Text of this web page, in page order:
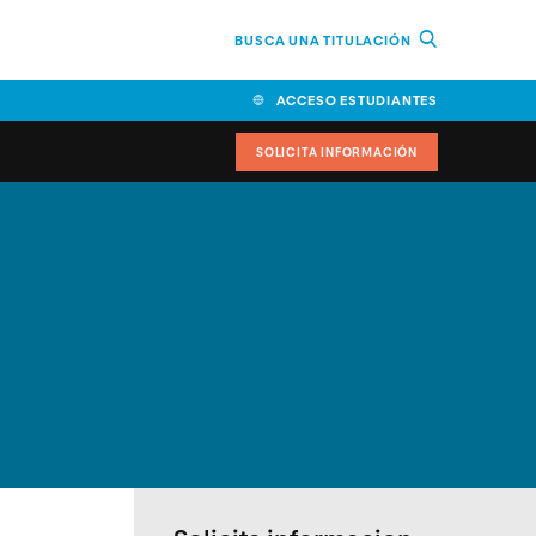
BUSCA UNA TITULACIÓN
ACCESO ESTUDIANTES
SOLICITA INFORMACIÓN